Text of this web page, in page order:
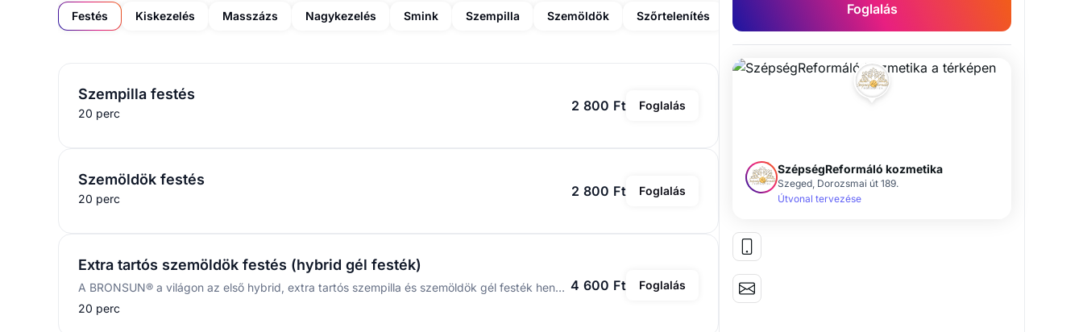
Festés Kiskezelés Masszázs Nagykezelés Smink Szempilla Szemöldök Szőrtelenítés
Szempilla festés
20 perc 2 800 Ft Foglalás
Szemöldök festés
20 perc 2 800 Ft Foglalás
Extra tartós szemöldök festés (hybrid gél festék)
A BRONSUN® a világon az első hybrid, extra tartós szempilla és szemöldök gél festék henna hatással, rövidebb hatóidővel. Egyenletesen festi a bőrt és a szőrszálakat, gazdag és ragyogó árnyalatot biztosítva! A festés akár 7 napig is tart a bőrön és 7 hétig a szőrszálakon.
20 perc
4 600 Ft Foglalás
Foglalás
SzépségReformáló kozmetika
Szeged, Dorozsmai út 189.
Útvonal tervezése